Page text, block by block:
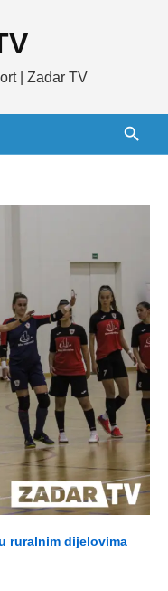
| Zadar TV
ruralnim dijelovima